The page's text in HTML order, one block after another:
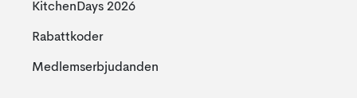
KitchenDays 2026
Rabattkoder
Medlemserbjudanden